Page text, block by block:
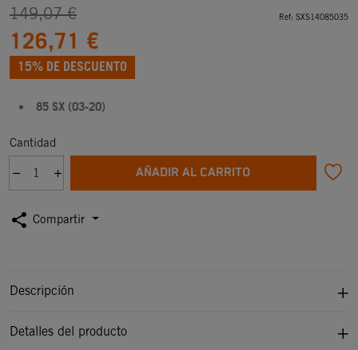
149,07 €
126,71 €
15% DE DESCUENTO
Ref: SXS14085035
85 SX (03-20)
Cantidad
AÑADIR AL CARRITO
share Compartir
Descripción
Detalles del producto